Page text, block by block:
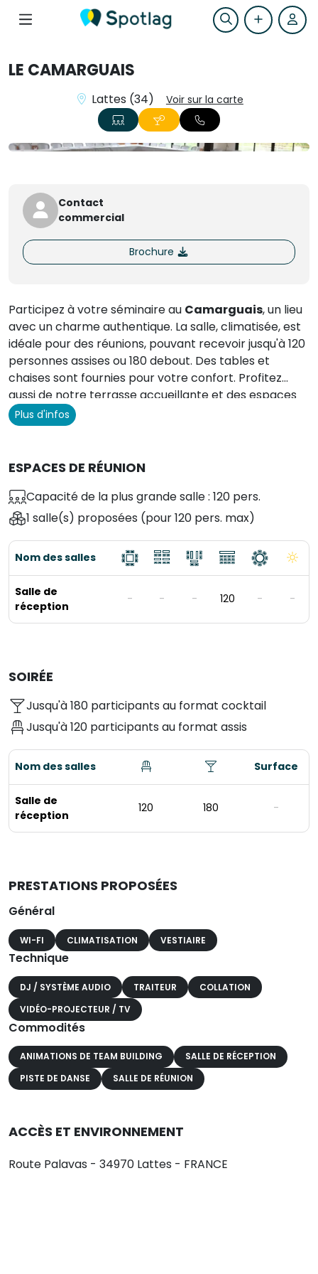
LE CAMARGUAIS
Lattes (34) Voir sur la carte
Contact
commercial
Brochure
Participez à votre séminaire au Camarguais, un lieu
avec un charme authentique. La salle, climatisée, est
idéale pour des réunions, pouvant recevoir jusqu'à 120
personnes assises ou 180 debout. Des tables et
chaises sont fournies pour votre confort. Profitez
aussi de notre terrasse accueillante et des espaces
verts environnants. Un vaste parking éclairé est
également à votre disposition.
Plus d'infos
ESPACES DE RÉUNION
Capacité de la plus grande salle : 120 pers.
1 salle(s) proposées (pour 120 pers. max)
Nom des salles
Salle de
réception
- - - 120 - -
SOIRÉE
Jusqu'à 180 participants au format cocktail
Jusqu'à 120 participants au format assis
Nom des salles Surface
Salle de
réception
120 180 -
PRESTATIONS PROPOSÉES
Général
WI-FI CLIMATISATION VESTIAIRE
Technique
DJ / SYSTÈME AUDIO TRAITEUR
COLLATION
VIDÉO-PROJECTEUR / TV
Commodités
ANIMATIONS DE TEAM BUILDING
SALLE DE RÉCEPTION
PISTE DE DANSE
SALLE DE RÉUNION
ACCÈS ET ENVIRONNEMENT
Route Palavas - 34970 Lattes - FRANCE